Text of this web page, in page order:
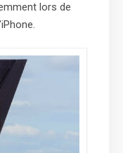
lors de